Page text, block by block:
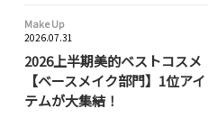
Make Up
2026.07.31
2026上半期美的ベストコスメ
【ベースメイク部門】1位アイ
テムが大集結！